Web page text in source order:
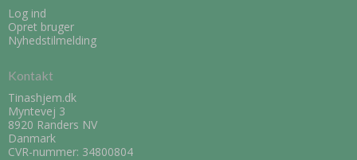
Log ind
Opret bruger
Nyhedstilmelding
Kontakt
Tinashjem.dk
Myntevej 3
8920 Randers NV
Danmark
CVR-nummer: 34800804